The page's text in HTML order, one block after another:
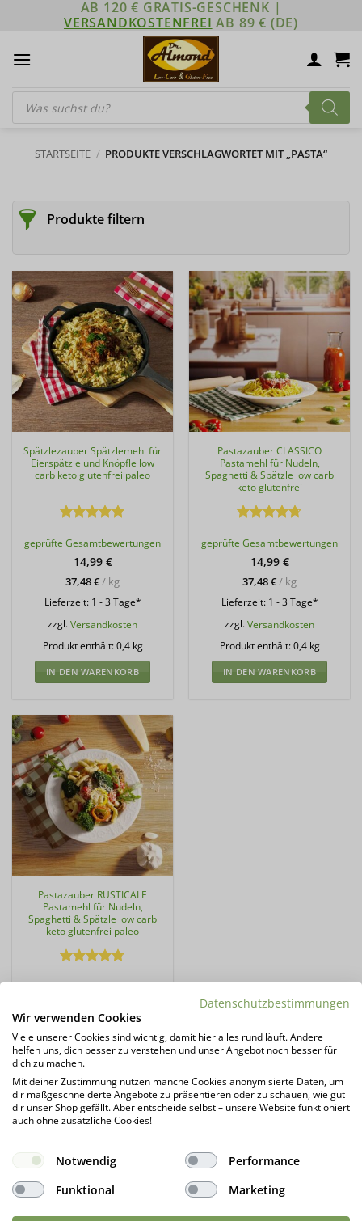
AB 120 € GRATIS-GESCHENK |
VERSANDKOSTENFREI AB 89 € (DE)
Products
search
STARTSEITE / PRODUKTE VERSCHLAGWORTET MIT „PASTA“
Produkte filtern
Spätzlezauber Spätzlemehl für
Eierspätzle und Knöpfle low
carb keto glutenfrei paleo
mit5von
geprüfte Gesamtbewertungen
14,99 €
37,48€/ kg
Lieferzeit: 1 - 3 Tage*
zzgl.Versandkosten
Produkt enthält: 0,4 kg
IN DEN WARENKORB
Pastazauber CLASSICO
Pastamehl für Nudeln,
Spaghetti & Spätzle low carb
keto glutenfrei
mit4.69
von 5
geprüfte Gesamtbewertungen
14,99 €
37,48€/ kg
Lieferzeit: 1 - 3 Tage*
zzgl.Versandkosten
Produkt enthält: 0,4 kg
IN DEN WARENKORB
Pastazauber RUSTICALE
Pastamehl für Nudeln,
Spaghetti & Spätzle low carb
keto glutenfrei paleo
geprüfte Gesamtbewertungen
37,48 €/kg
Lieferzeit:1 - 3 Tage*
zzgl.Versandkosten
Produkt enthält: 0,4kg
IN DEN WARENKORB
Datenschutzbestimmungen
Wir verwenden Cookies
Viele unserer Cookies sind wichtig, damit hier alles rund läuft. Andere
helfen uns, dich besser zu verstehen und unser Angebot noch besser für
dich zu machen.
Mit deiner Zustimmung nutzen manche Cookies anonymisierte Daten, um
dir maßgeschneiderte Angebote zu präsentieren oder zu schauen, wie gut
dir unser Shop gefällt. Aber entscheide selbst – unsere Website funktioniert
auch ohne zusätzliche Cookies!
Notwendig
Performance
Funktional
Marketing